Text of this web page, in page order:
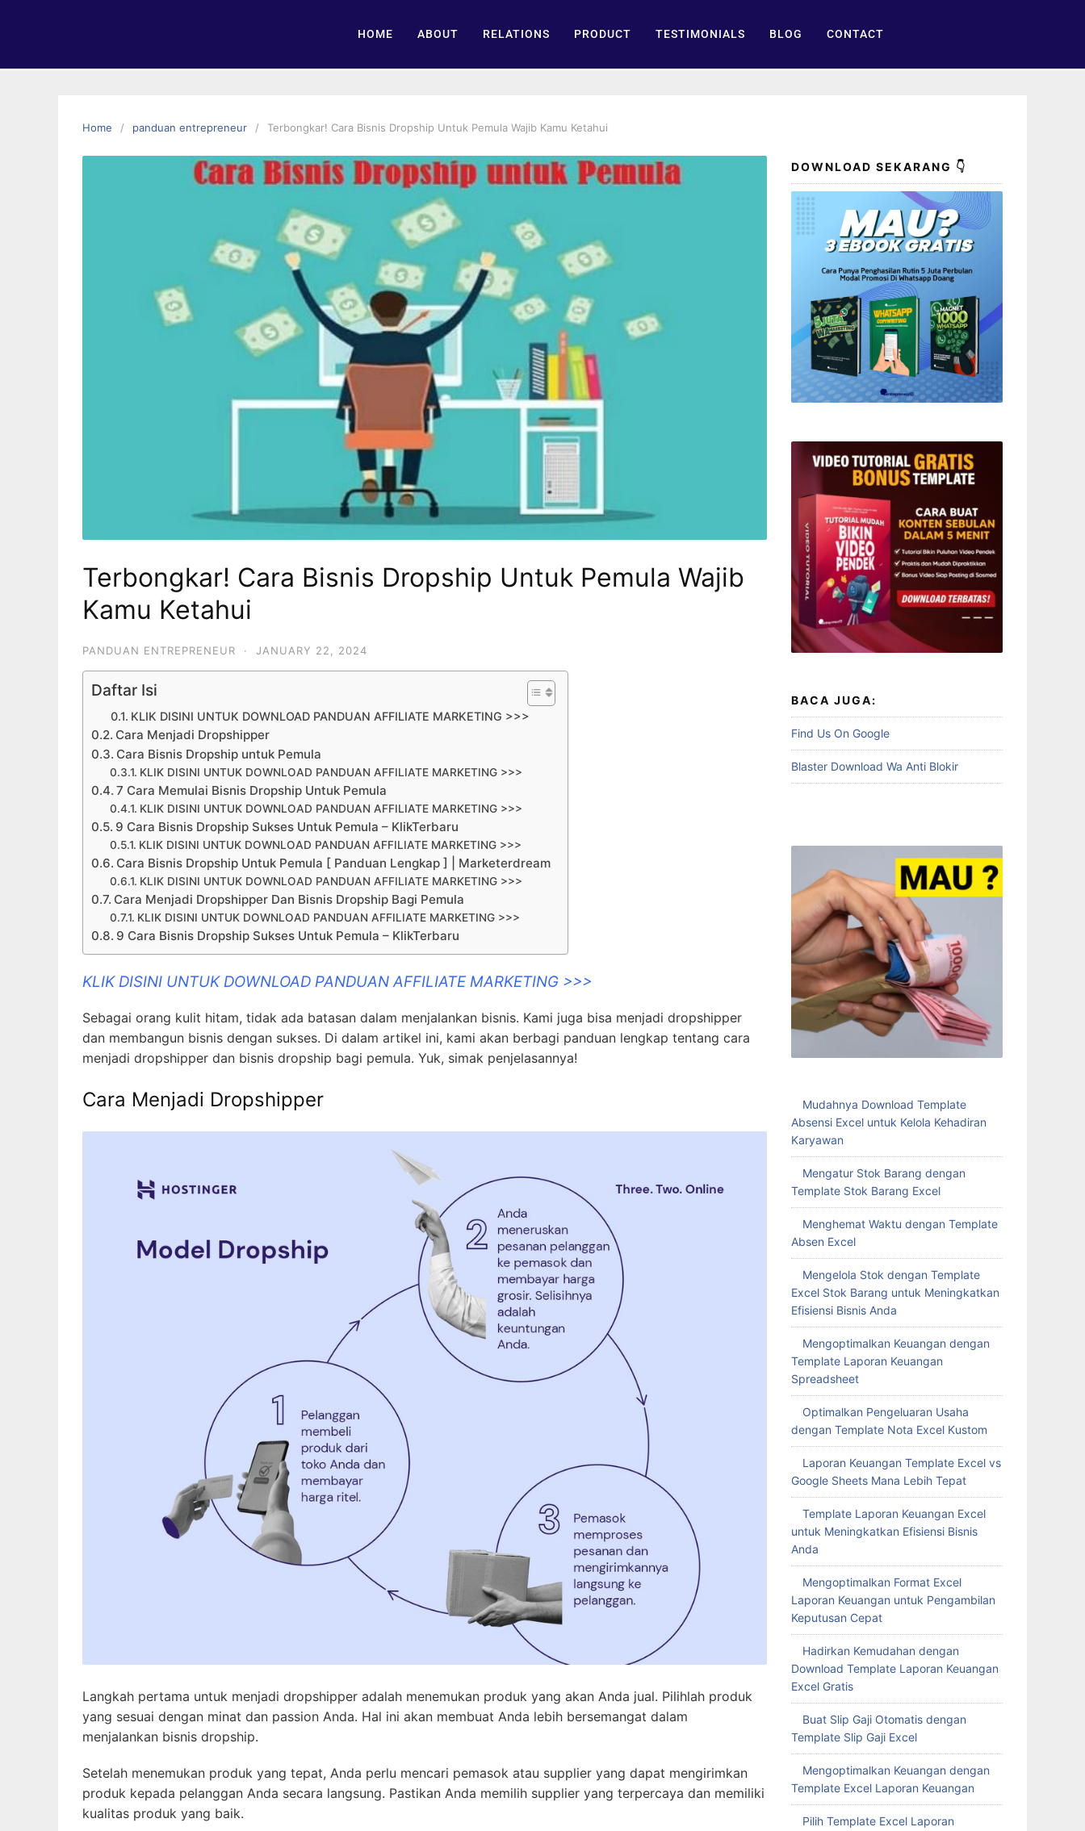
HOME ABOUT RELATIONS PRODUCT TESTIMONIALS BLOG CONTACT
Home panduan entrepreneur Terbongkar! Cara Bisnis Dropship Untuk Pemula Wajib Kamu Ketahui
Terbongkar! Cara Bisnis Dropship Untuk Pemula Wajib
Kamu Ketahui
PANDUAN ENTREPRENEUR · JANUARY 22, 2024
Daftar Isi
KLIK DISINI UNTUK DOWNLOAD PANDUAN AFFILIATE MARKETING >>>
Cara Menjadi Dropshipper
Cara Bisnis Dropship untuk Pemula
KLIK DISINI UNTUK DOWNLOAD PANDUAN AFFILIATE MARKETING >>>
7 Cara Memulai Bisnis Dropship Untuk Pemula
KLIK DISINI UNTUK DOWNLOAD PANDUAN AFFILIATE MARKETING >>>
9 Cara Bisnis Dropship Sukses Untuk Pemula – KlikTerbaru
KLIK DISINI UNTUK DOWNLOAD PANDUAN AFFILIATE MARKETING >>>
Cara Bisnis Dropship Untuk Pemula [ Panduan Lengkap ] | Marketerdream
KLIK DISINI UNTUK DOWNLOAD PANDUAN AFFILIATE MARKETING >>>
Cara Menjadi Dropshipper Dan Bisnis Dropship Bagi Pemula
KLIK DISINI UNTUK DOWNLOAD PANDUAN AFFILIATE MARKETING >>>
9 Cara Bisnis Dropship Sukses Untuk Pemula – KlikTerbaru
KLIK DISINI UNTUK DOWNLOAD PANDUAN AFFILIATE MARKETING >>>
Sebagai orang kulit hitam, tidak ada batasan dalam menjalankan bisnis. Kami juga bisa menjadi dropshipper
dan membangun bisnis dengan sukses. Di dalam artikel ini, kami akan berbagi panduan lengkap tentang cara
menjadi dropshipper dan bisnis dropship bagi pemula. Yuk, simak penjelasannya!
Cara Menjadi Dropshipper
Langkah pertama untuk menjadi dropshipper adalah menemukan produk yang akan Anda jual. Pilihlah produk
yang sesuai dengan minat dan passion Anda. Hal ini akan membuat Anda lebih bersemangat dalam
menjalankan bisnis dropship.
Setelah menemukan produk yang tepat, Anda perlu mencari pemasok atau supplier yang dapat mengirimkan
produk kepada pelanggan Anda secara langsung. Pastikan Anda memilih supplier yang terpercaya dan memiliki
kualitas produk yang baik.
DOWNLOAD SEKARANG 👇
BACA JUGA:
Find Us On Google
Blaster Download Wa Anti Blokir
Mudahnya Download Template
Absensi Excel untuk Kelola Kehadiran
Karyawan
Mengatur Stok Barang dengan
Template Stok Barang Excel
Menghemat Waktu dengan Template
Absen Excel
Mengelola Stok dengan Template
Excel Stok Barang untuk Meningkatkan
Efisiensi Bisnis Anda
Mengoptimalkan Keuangan dengan
Template Laporan Keuangan
Spreadsheet
Optimalkan Pengeluaran Usaha
dengan Template Nota Excel Kustom
Laporan Keuangan Template Excel vs
Google Sheets Mana Lebih Tepat
Template Laporan Keuangan Excel
untuk Meningkatkan Efisiensi Bisnis
Anda
Mengoptimalkan Format Excel
Laporan Keuangan untuk Pengambilan
Keputusan Cepat
Hadirkan Kemudahan dengan
Download Template Laporan Keuangan
Excel Gratis
Buat Slip Gaji Otomatis dengan
Template Slip Gaji Excel
Mengoptimalkan Keuangan dengan
Template Excel Laporan Keuangan
Pilih Template Excel Laporan